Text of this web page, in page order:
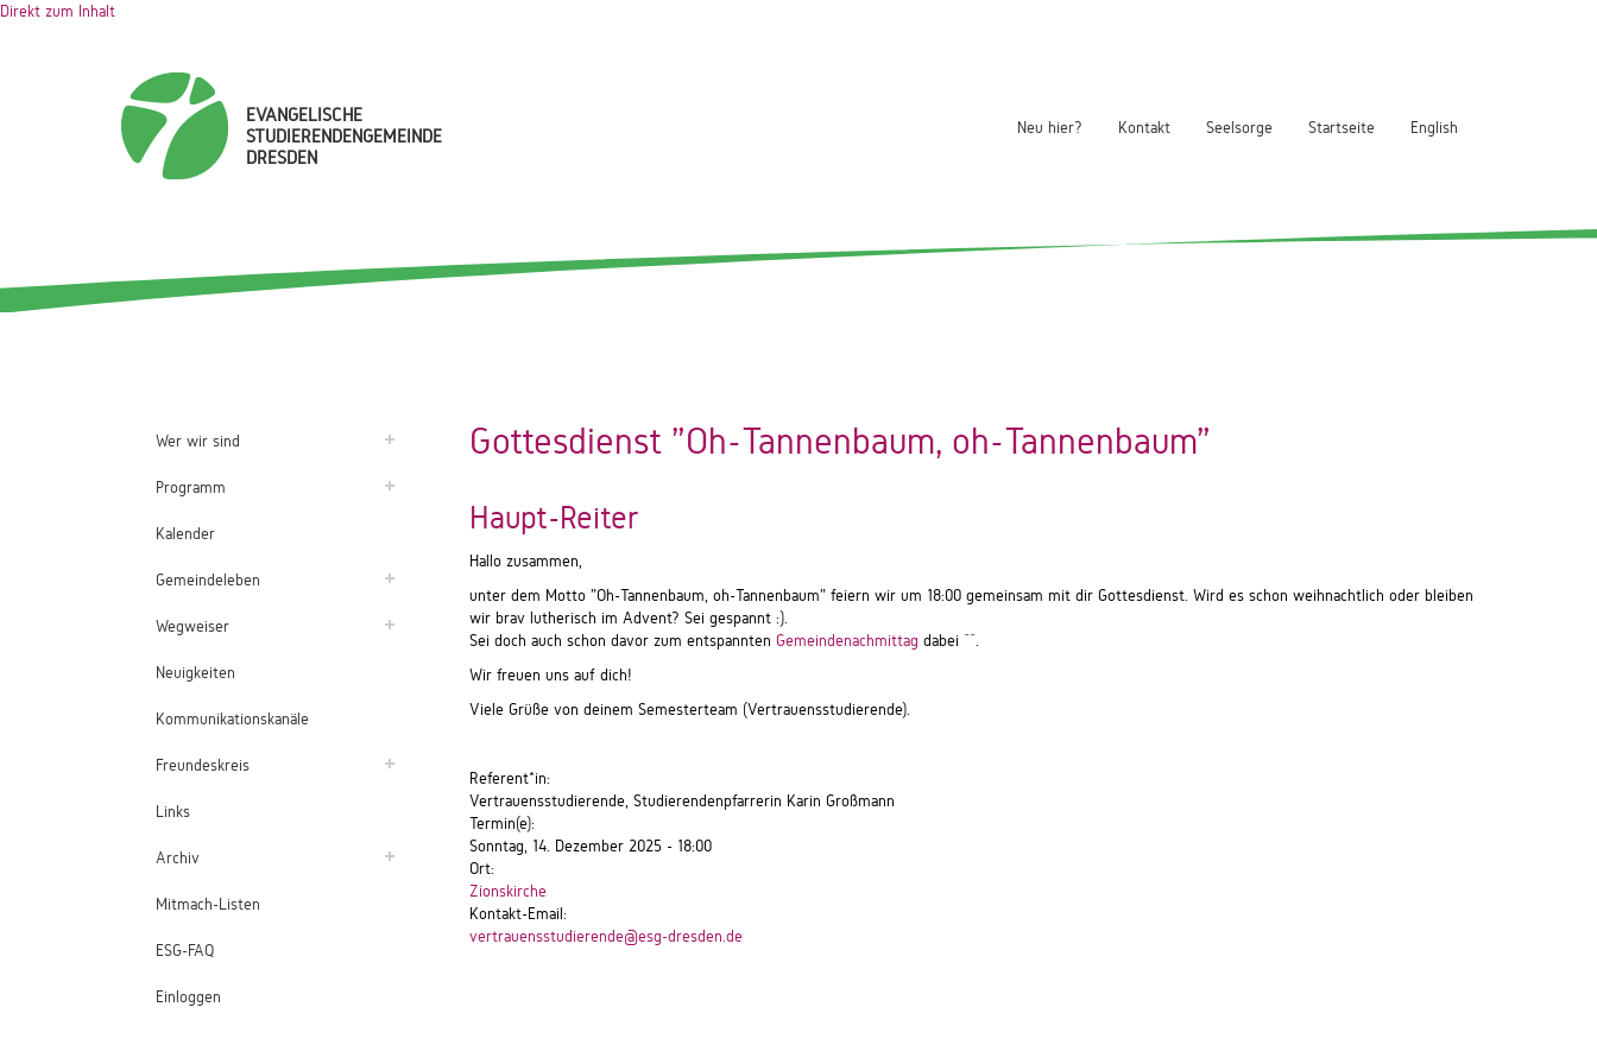
Direkt zum Inhalt
EVANGELISCHE
STUDIERENDENGEMEINDE
DRESDEN
Neu hier? Kontakt Seelsorge Startseite English
Wer wir sind
Programm
Kalender
Gemeindeleben
Wegweiser
Neuigkeiten
Kommunikationskanäle
Freundeskreis
Links
Archiv
Mitmach-Listen
ESG-FAQ
Einloggen
Gottesdienst "Oh-Tannenbaum, oh-Tannenbaum"
Haupt-Reiter
Hallo zusammen,
unter dem Motto "Oh-Tannenbaum, oh-Tannenbaum" feiern wir um 18:00 gemeinsam mit dir Gottesdienst. Wird es schon weihnachtlich oder bleiben
wir brav lutherisch im Advent? Sei gespannt :).
Sei doch auch schon davor zum entspannten Gemeindenachmittag dabei ^^.
Wir freuen uns auf dich!
Viele Grüße von deinem Semesterteam (Vertrauensstudierende).
Referent*in:
Vertrauensstudierende, Studierendenpfarrerin Karin Großmann
Termin(e):
Sonntag, 14. Dezember 2025 - 18:00
Ort:
Zionskirche
Kontakt-Email:
vertrauensstudierende@esg-dresden.de